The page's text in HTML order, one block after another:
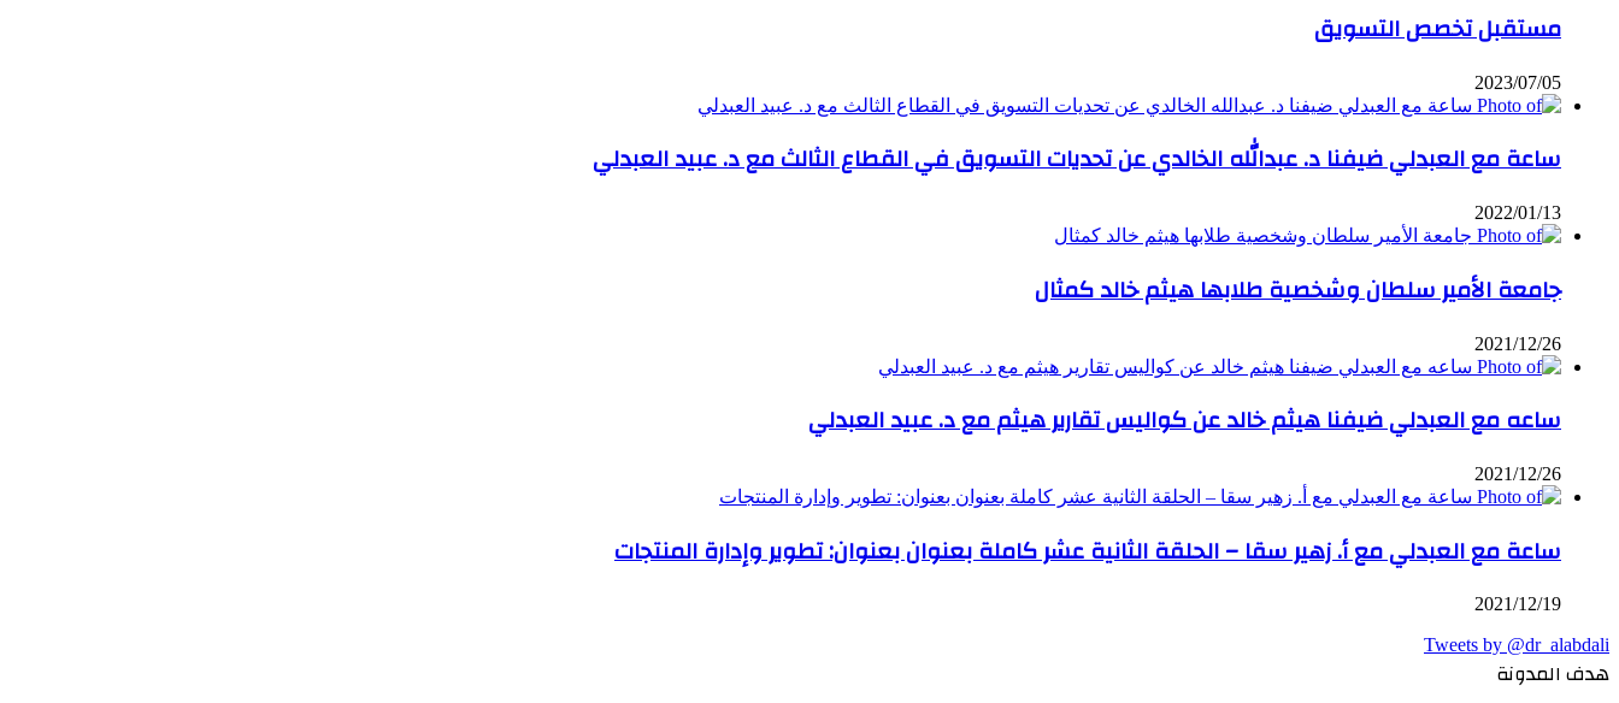
مستقبل تخصص التسويق
2023/07/05
ساعة مع العبدلي ضيفنا د. عبدالله الخالدي عن تحديات التسويق في القطاع الثالث مع د. عبيد العبدلي
2022/01/13
جامعة الأمير سلطان وشخصية طلابها هيثم خالد كمثال
2021/12/26
ساعه مع العبدلي ضيفنا هيثم خالد عن كواليس تقارير هيثم مع د. عبيد العبدلي
2021/12/26
ساعة مع العبدلي مع أ. زهير سقا – الحلقة الثانية عشر كاملة بعنوان بعنوان: تطوير وإدارة المنتجات
2021/12/19
Tweets by @dr_alabdali
هدف المدونة